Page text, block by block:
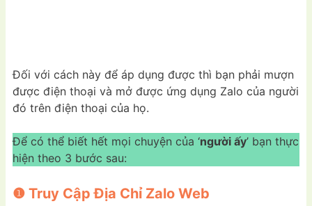
Đối với cách này để áp dụng được thì bạn phải mượn
được điện thoại và mở được ứng dụng Zalo của người
đó trên điện thoại của họ.
Để có thể biết hết mọi chuyện của ‘người ấy’ bạn thực
hiện theo 3 bước sau:
❶ Truy Cập Địa Chỉ Zalo Web